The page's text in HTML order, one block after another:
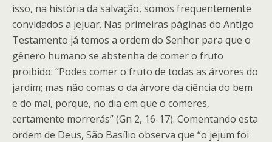
isso, na história da salvação, somos frequentemente
convidados a jejuar. Nas primeiras páginas do Antigo
Testamento já temos a ordem do Senhor para que o
gênero humano se abstenha de comer o fruto
proibido: “Podes comer o fruto de todas as árvores do
jardim; mas não comas o da árvore da ciência do bem
e do mal, porque, no dia em que o comeres,
certamente morrerás” (Gn 2, 16-17). Comentando esta
ordem de Deus, São Basílio observa que “o jejum foi